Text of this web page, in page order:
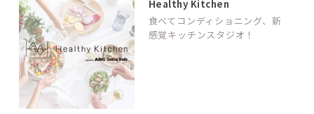
Healthy Kitchen
食べてコンディショニング、新
感覚キッチンスタジオ！